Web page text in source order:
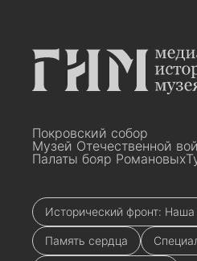
Покровский собор
Музей Отечественной
Палаты бояр Романовых
Исторический фронт:
Память сердца